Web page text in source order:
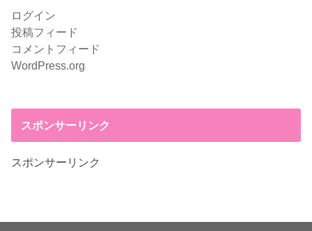
ログイン
投稿フィード
コメントフィード
WordPress.org
スポンサーリンク
スポンサーリンク